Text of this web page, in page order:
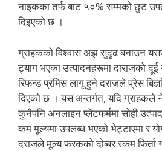
नाइकका तर्फ बाट ५०% सम्मको छुट
दिइएको छ ।
ग्राहकको विश्वास अझ सुदृढ बनाउन
ट्याग भएका उत्पादनहरूमा दाराजको दूई
रिफन्ड प्रमिस लागू हुने दराजले प्रेस
दिएको छ । यस अन्तर्गत, यदि ग्राहकले
कुनैपनि अनलाइन प्लेटफर्ममा सोही
कम मूल्यमा उपलब्ध भएको भेट्टाएमा र
दराजले मूल्य फरकको दोब्बर रकम फिर्ता